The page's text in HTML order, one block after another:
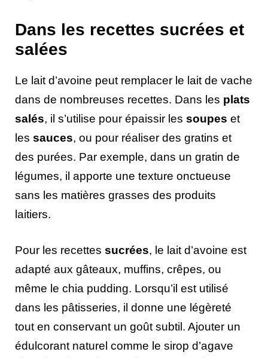
Dans les recettes sucrées et
salées
Le lait d’avoine peut remplacer le lait de vache
dans de nombreuses recettes. Dans les plats
salés, il s’utilise pour épaissir les soupes et
les sauces, ou pour réaliser des gratins et
des purées. Par exemple, dans un gratin de
légumes, il apporte une texture onctueuse
sans les matières grasses des produits
laitiers.
Pour les recettes sucrées, le lait d’avoine est
adapté aux gâteaux, muffins, crêpes, ou
même le chia pudding. Lorsqu’il est utilisé
dans les pâtisseries, il donne une légèreté
tout en conservant un goût subtil. Ajouter un
édulcorant naturel comme le sirop d’agave